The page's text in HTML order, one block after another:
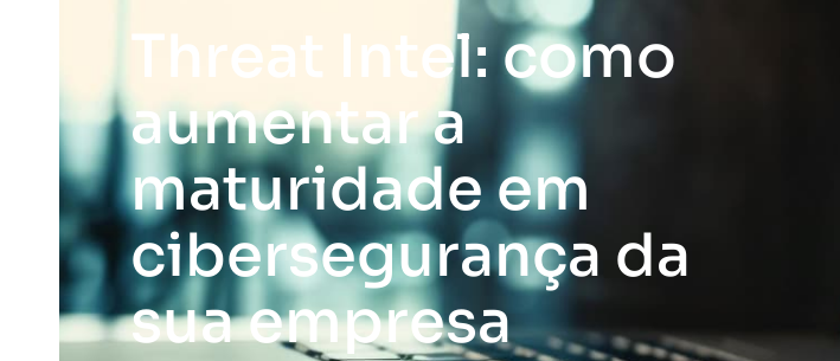
Threat Intel: como
aumentar a
maturidade em
cibersegurança da
sua empresa